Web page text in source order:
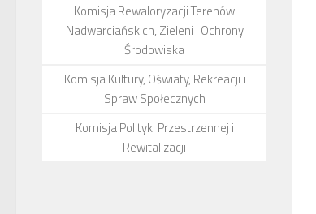
Komisja Rewaloryzacji Terenów
Nadwarciańskich, Zieleni i Ochrony
Środowiska
Komisja Kultury, Oświaty, Rekreacji i
Spraw Społecznych
Komisja Polityki Przestrzennej i
Rewitalizacji